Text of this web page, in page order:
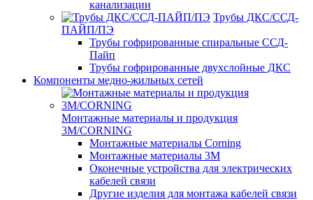
канализации
Трубы ДКС/ССД-
ПАЙП/ПЭ
Трубы гофрированные спиральные ССД-
Пайп
Трубы гофрированные двухслойные ДКС
Компоненты медно-жильных сетей
Монтажные материалы и продукция
3M/CORNING
Монтажные материалы Corning
Монтажные материалы 3M
Оконечные устройства для электрических
кабелей связи
Другие изделия для монтажа кабелей связи